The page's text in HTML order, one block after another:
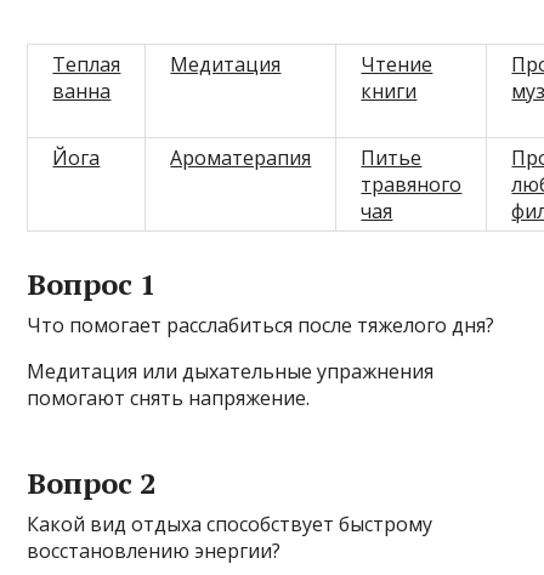
Теплая
ванна
Медитация
Чтение
книги
Йога Ароматерапия
Питье
травяного
чая
Вопрос 1
Что помогает расслабиться после тяжелого дня?
Медитация или дыхательные упражнения
помогают снять напряжение.
Вопрос 2
Какой вид отдыха способствует быстрому
восстановлению энергии?